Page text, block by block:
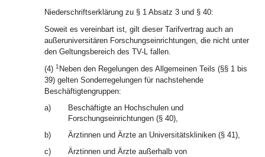
Niederschriftserklärung zu § 1 Absatz 3 und § 40:
Soweit es vereinbart ist, gilt dieser Tarifvertrag auch an
außeruniversitären Forschungseinrichtungen, die nicht unter
den Geltungsbereich des TV-L fallen.
(4) 1 Neben den Regelungen des Allgemeinen Teils (§§ 1 bis
39) gelten Sonderregelungen für nachstehende
Beschäftigtengruppen:
a)
Beschäftigte an Hochschulen und
Forschungseinrichtungen (§ 40),
b)
Ärztinnen und Ärzte an Universitätskliniken (§ 41),
c)
Ärztinnen und Ärzte außerhalb von